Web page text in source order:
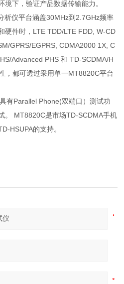
下，验证产品数据传输能力。
析仪平台涵盖30MHz到2.7GHz频率
硬件时，LTE TDD/LTE FDD, W-CD
GPRS/EGPRS, CDMA2000 1X, C
Advanced PHS 和 TD-SCDMA/H
，都可透过采用单一MT8820C平台
有Parallel Phone(双端口）测试功
。 MT8820C是市场TD-SCDMA手机
HSUPA的支持。